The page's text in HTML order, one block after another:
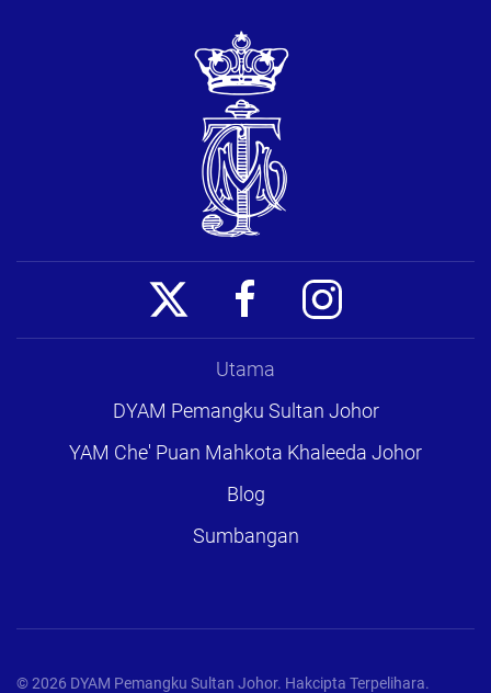
Utama
DYAM Pemangku Sultan Johor
YAM Che' Puan Mahkota Khaleeda Johor
Blog
Sumbangan
©2026 DYAM Pemangku Sultan Johor. Hakcipta Terpelihara.